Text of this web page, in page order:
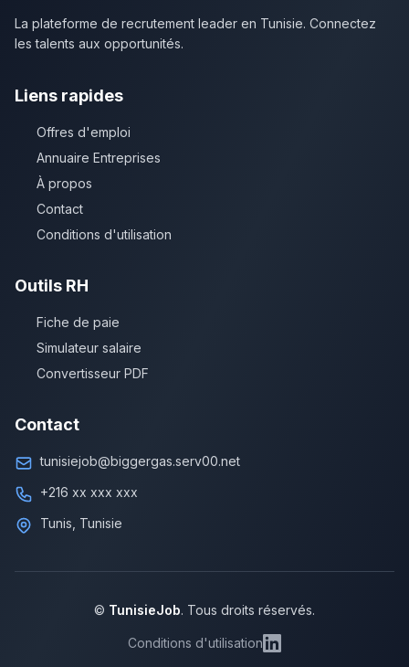
La plateforme de recrutement leader en Tunisie. Connectez
les talents aux opportunités.
Liens rapides
Offres d'emploi
Annuaire Entreprises
À propos
Contact
Conditions d'utilisation
Outils RH
Fiche de paie
Simulateur salaire
Convertisseur PDF
Contact
tunisiejob@biggergas.serv00.net
+216 xx xxx xxx
Tunis, Tunisie
© TunisieJob. Tous droits réservés.
Conditions d'utilisation